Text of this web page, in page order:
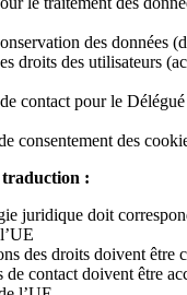
des données
droits des utilisateurs
contact pour le
consentement des
traduction :
juridique doit
des droits doivent être
de contact doivent être